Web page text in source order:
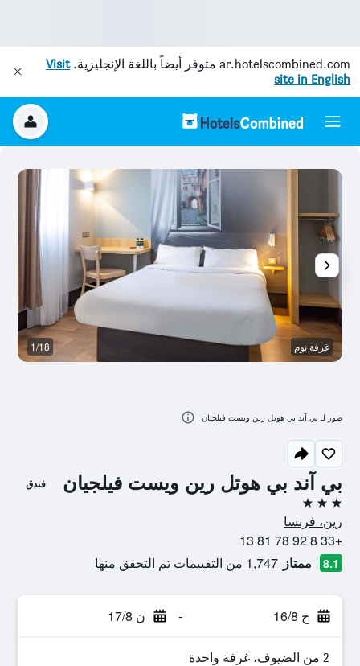
ar.hotelscombined.com متوفر أيضاً باللغة الإنجليزية.Visit
site in English
بي آند بي هوتل رين ويست فيلجيان فندق
3 نجوم
رين، فرنسا
+33 8 92 78 81 13
8.1 ممتاز 1,747 من التقييمات تم التحقق منها
ح 16/8 - ن 17/8
2 من الضيوف، غرفة واحدة
غرفة نوم 1/18
صور لـ بي آند بي هوتل رين ويست فيلجيان